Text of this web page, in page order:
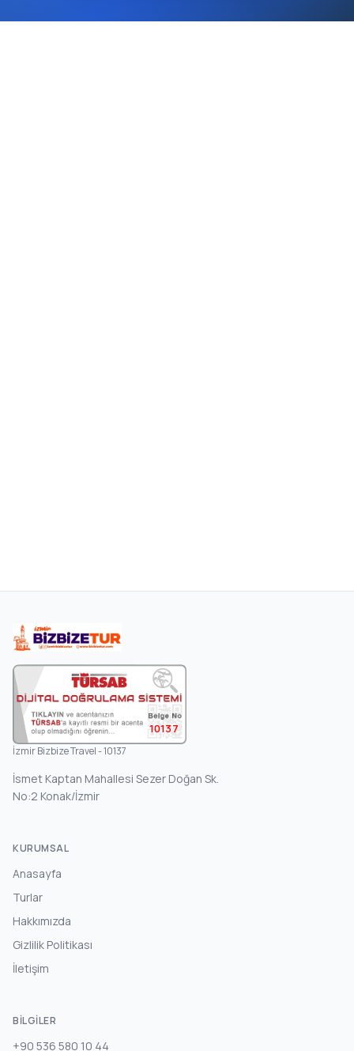
10137
İzmir Bizbize Travel - 10137
İsmet Kaptan Mahallesi Sezer Doğan Sk.
No:2 Konak/İzmir
KURUMSAL
Anasayfa
Turlar
Hakkımızda
Gizlilik Politikası
İletişim
BILGILER
+90 536 580 10 44